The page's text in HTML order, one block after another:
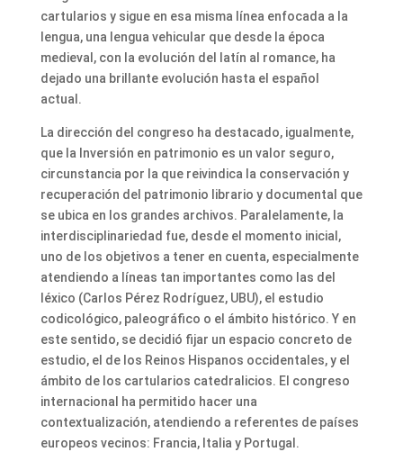
cartularios y sigue en esa misma línea enfocada a la
lengua, una lengua vehicular que desde la época
medieval, con la evolución del latín al romance, ha
dejado una brillante evolución hasta el español
actual.
La dirección del congreso ha destacado, igualmente,
que la Inversión en patrimonio es un valor seguro,
circunstancia por la que reivindica la conservación y
recuperación del patrimonio librario y documental que
se ubica en los grandes archivos. Paralelamente, la
interdisciplinariedad fue, desde el momento inicial,
uno de los objetivos a tener en cuenta, especialmente
atendiendo a líneas tan importantes como las del
léxico (Carlos Pérez Rodríguez, UBU), el estudio
codicológico, paleográfico o el ámbito histórico. Y en
este sentido, se decidió fijar un espacio concreto de
estudio, el de los Reinos Hispanos occidentales, y el
ámbito de los cartularios catedralicios. El congreso
internacional ha permitido hacer una
contextualización, atendiendo a referentes de países
europeos vecinos: Francia, Italia y Portugal.